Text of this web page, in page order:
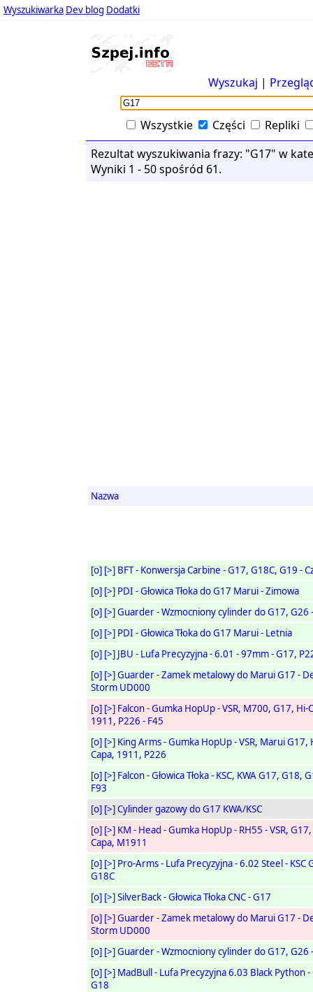
Wyszukiwarka Dev blog Dodatki
Wyszukaj |
Wszystkie Części
Repliki
Rezultat wyszukiwania frazy: "G17" w
Wyniki 1 - 50 spośród 61.
Nazwa
[o] [>] BFT - Konwersja Carbine - G17, G18C, G19 -
[o] [>] PDI - Głowica Tłoka do G17 Marui - Zimowa
[o] [>]Guarder - Wzmocniony cylinder do G17, G26
[o] [>] PDI - Głowica Tłoka do G17 Marui - Letnia
[o] [>] JBU - Lufa Precyzyjna - 6.01 - 97mm - G17,
[o] [>]Guarder - Zamek metalowy do Marui G17 -
Storm UD000
[o] [>] Falcon - Gumka HopUp - VSR, M700, G17, Hi-
1911, P226 - F45
[o] [>] King Arms - Gumka HopUp - VSR, Marui G17,
Capa, 1911, P226
[o] [>] Falcon - Głowica Tłoka - KSC, KWA G17, G18,
F93
[o] [>]Cylinder gazowy do G17 KWA/KSC
[o] [>] KM - Head - Gumka HopUp - RH55 - VSR,
Capa, M1911
[o] [>] Pro-Arms - Lufa Precyzyjna - 6.02 Steel - KSC
G18C
[o] [>]SilverBack - Głowica Tłoka CNC - G17
[o] [>]Guarder - Zamek metalowy do Marui G17 -
Storm UD000
[o] [>]Guarder - Wzmocniony cylinder do G17, G26
[o] [>] MadBull - Lufa Precyzyjna 6.03 Black Python -
G18